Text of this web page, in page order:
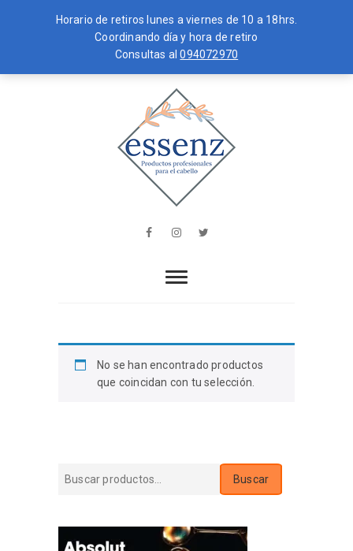
Horario de retiros lunes a viernes de 10 a 18hrs.
Coordinando día y hora de retiro
Consultas al094072970
to
essenz
EL CABELLO
FacebookInstagram
No se han encontrado productos
que coincidan con tu selección.
Buscar